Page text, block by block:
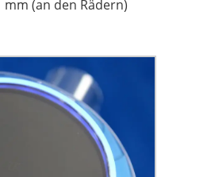
(an den Rädern)